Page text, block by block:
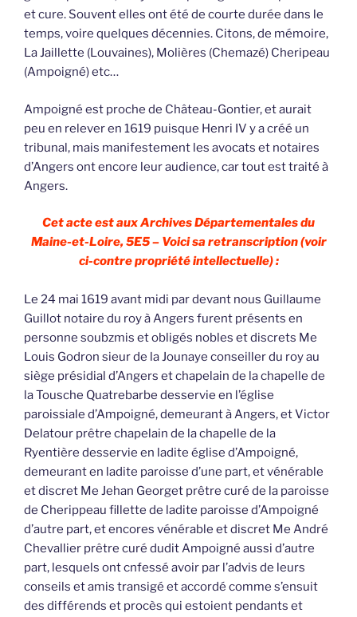
et cure. Souvent elles ont été de courte durée dans le
temps, voire quelques décennies. Citons, de mémoire,
La Jaillette (Louvaines), Molières (Chemazé) Cheripeau
(Ampoigné) etc…
Ampoigné est proche de Château-Gontier, et aurait
peu en relever en 1619 puisque Henri IV y a créé un
tribunal, mais manifestement les avocats et notaires
d’Angers ont encore leur audience, car tout est traité à
Angers.
Cet acte est aux Archives Départementales du
Maine-et-Loire, 5E5 – Voici sa retranscription (voir
ci-contre propriété intellectuelle) :
Le 24 mai 1619 avant midi par devant nous Guillaume
Guillot notaire du roy à Angers furent présents en
personne soubzmis et obligés nobles et discrets Me
Louis Godron sieur de la Jounaye conseiller du roy au
siège présidial d’Angers et chapelain de la chapelle de
la Tousche Quatrebarbe desservie en l’église
paroissiale d’Ampoigné, demeurant à Angers, et Victor
Delatour prêtre chapelain de la chapelle de la
Ryentière desservie en ladite église d’Ampoigné,
demeurant en ladite paroisse d’une part, et vénérable
et discret Me Jehan Georget prêtre curé de la paroisse
de Cherippeau fillette de ladite paroisse d’Ampoigné
d’autre part, et encores vénérable et discret Me André
Chevallier prêtre curé dudit Ampoigné aussi d’autre
part, lesquels ont cnfessé avoir par l’advis de leurs
conseils et amis transigé et accordé comme s’ensuit
des différends et procès qui estoient pendants et